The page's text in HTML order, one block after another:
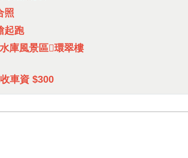
照
起跑
庫風景區環翠樓
車資 $300